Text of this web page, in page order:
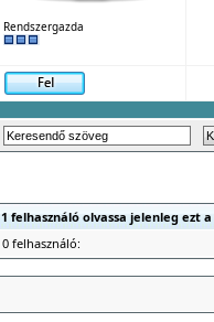
Rendszergazda
1 felhasználó olvassa jelenleg ezt
0 felhasználó: